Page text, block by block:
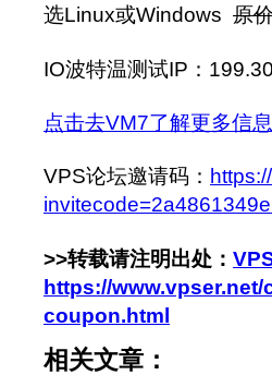
选Linux或Windows 原
IO波特温测试IP：
点击去VM7了解更多信息
VPS论坛邀请码：
>>转载请注明出处：
https://
coupon.html
相关文章：